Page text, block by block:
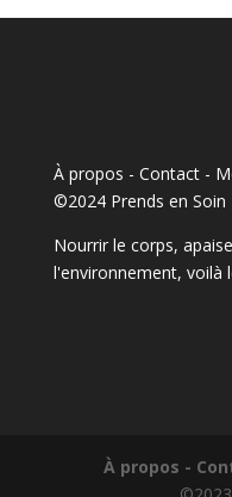
À propos - Contact-
©2024 Prends en Soin
Nourrir le corps,
l'environnement, voilà
À propos -